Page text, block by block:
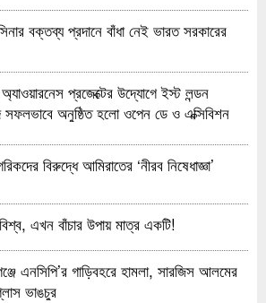
বক্তব্য প্রদানে বাঁধা নেই ভারত সরকারের
প্রজেক্টের উদ্যোগে ইস্ট লন্ডন
সফলভাবে অনুষ্ঠিত হলো ওপেন ডে ও এক্সিবিশন
বিরুদ্ধে আমিরাতের ‘নীরব নিষেধাজ্ঞা’
এখন বাঁচার উপায় মাত্র একটি!
এনসিপি’র গাড়িবহরে হামলা, সারজিস আলমের
ভাঙচুর